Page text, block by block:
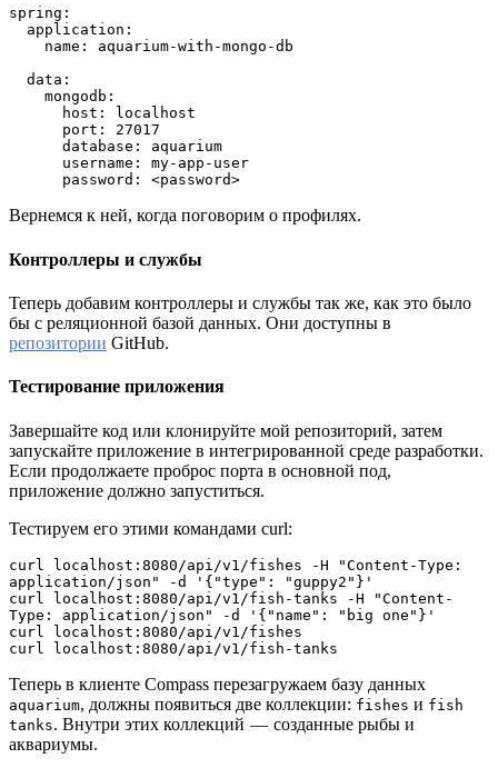
spring:
  application:
    name: aquarium-with-mongo-db
  data:
    mongodb:
      host: localhost
      port: 27017
      database: aquarium
      username: my-app-user
      password: <password>
Вернемся к ней, когда поговорим о профилях.
Контроллеры и службы
Теперь добавим контроллеры и службы так же, как это было
бы с реляционной базой данных. Они доступны в
репозитории GitHub.
Тестирование приложения
Завершайте код или клонируйте мой репозиторий, затем
запускайте приложение в интегрированной среде разработки.
Если продолжаете проброс порта в основной под,
приложение должно запуститься.
Тестируем его этими командами curl:
curl localhost:8080/api/v1/fishes -H "Content-Type:
application/json" -d '{"type": "guppy2"}'
curl localhost:8080/api/v1/fish-tanks -H "Content-
Type: application/json" -d '{"name": "big one"}'
curl localhost:8080/api/v1/fishes
curl localhost:8080/api/v1/fish-tanks
Теперь в клиенте Compass перезагружаем базу данных
aquarium, должны появиться две коллекции: fishes и fish
tanks. Внутри этих коллекций — созданные рыбы и
аквариумы.